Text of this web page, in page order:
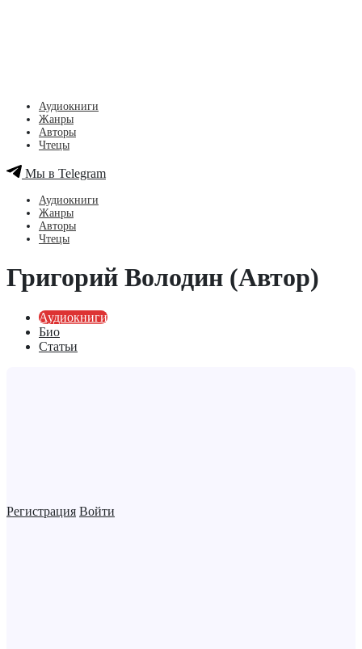
Регистрация Войти
Аудиокниги
Жанры
Авторы
Чтецы
Мы в Telegram
Аудиокниги
Жанры
Авторы
Чтецы
Григорий Володин (Автор)
Аудиокниги
Био
Статьи